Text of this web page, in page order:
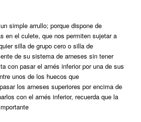
simple arrullo; porque dispone de
en el culete, que nos permiten sujetar a
silla de grupo cero o silla de
de su sistema de arneses sin tener
con pasar el arnés inferior por una de sus
unos de los huecos que
los arneses superiores por encima de
con el arnés inferior, recuerda que la